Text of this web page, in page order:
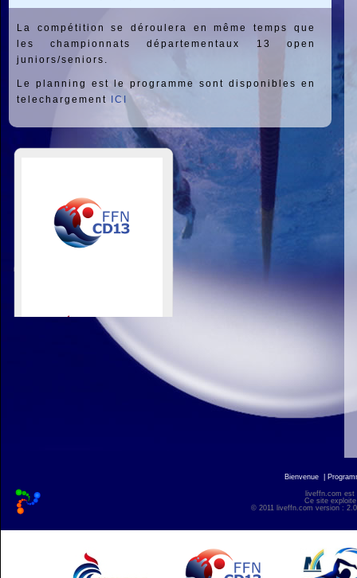
La compétition se déroulera en même temps que
les championnats départementaux 13 open
juniors/seniors.
Le planning est le programme sont disponibles en
telechargement
ICI
Bienvenue
liveffn.com est
Ce site
© 2011 liveffn.com version :